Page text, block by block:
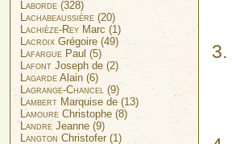
Laborde (328)
Lachabeaussière (20)
Lachièze-Rey Marc (1)
Lacroix Grégoire (49)
Lafargue Paul (5)
Lafont Joseph de (2)
Lagarde Alain (6)
Lagrange-Chancel (9)
Lambert Marquise de (13)
Lamoure Christophe (8)
Landre Jeanne (9)
Langton Christofer (1)